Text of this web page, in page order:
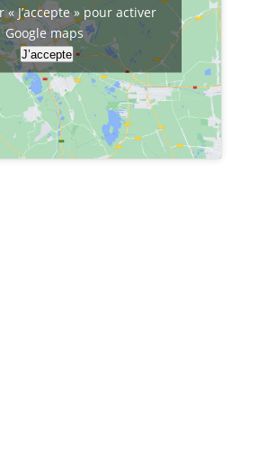
« J’accepte » pour activer
Google maps
J’accepte